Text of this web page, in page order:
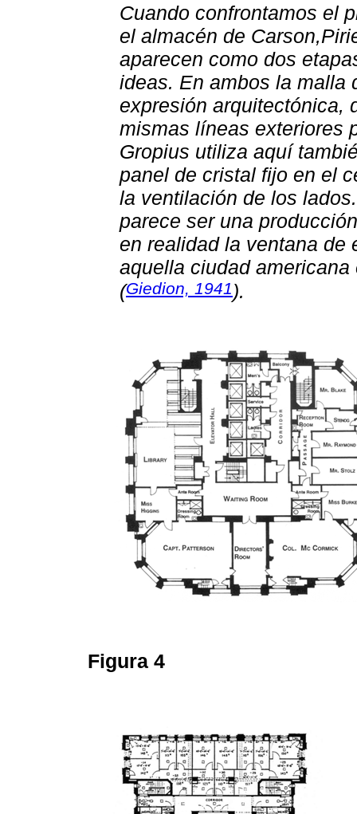
Cuando confrontamos el
el almacén de
aparecen como dos
ideas. En ambos la malla
expresión arquitectónica,
mismas líneas exteriores
Gropius utiliza aquí
panel de cristal fijo en el
la ventilación de los
parece ser una
en realidad la ventana de
aquella ciudad
(Giedion, 1941).
Figura 4